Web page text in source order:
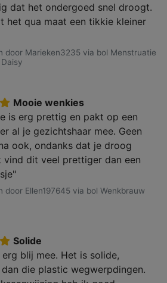
dat het ondergoed snel droogt.
het qua maat een tikkie kleiner
door Marieken3235 via bol Menstruatie
Mooie wenkies
is erg prettig en pakt op een
al je gezichtshaar mee. Geen
ook, ondanks dat je droog
vind dit veel prettiger dan een
door Ellen197645 via bol Wenkbrauw
Solide
blij mee. Het is solide,
die plastic wegwerpdingen.